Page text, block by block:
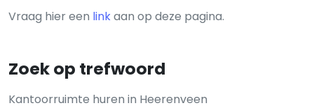
Vraag hier een linkaan op deze pagina.
Zoek op trefwoord
Kantoorruimte huren in Heerenveen